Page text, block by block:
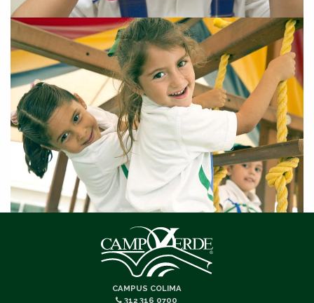
CAMPUS COLIMA
312 316 0700